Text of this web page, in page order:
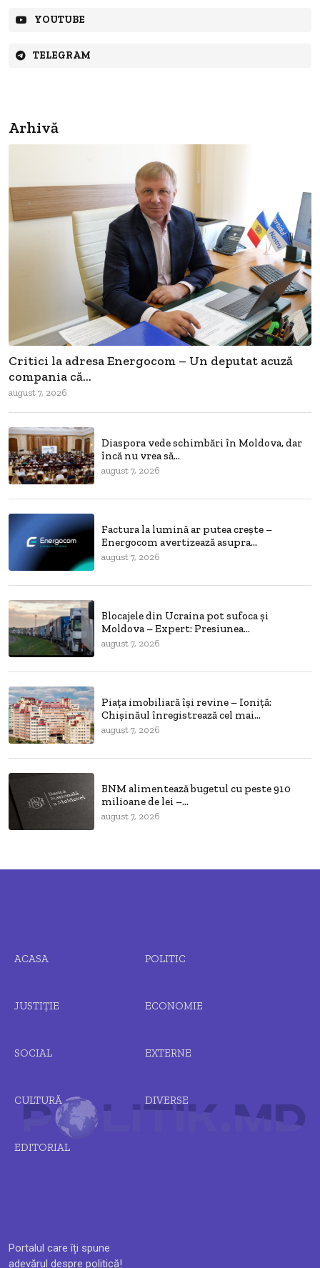
YOUTUBE
TELEGRAM
Arhivă
Critici la adresa Energocom – Un deputat acuză
compania că...
august 7, 2026
Diaspora vede schimbări în Moldova, dar
încă nu vrea să...
august 7, 2026
Factura la lumină ar putea crește –
Energocom avertizează asupra...
august 7, 2026
Blocajele din Ucraina pot sufoca și
Moldova – Expert: Presiunea...
august 7, 2026
Piața imobiliară își revine – Ioniță:
Chișinăul înregistrează cel mai...
august 7, 2026
BNM alimentează bugetul cu peste 910
milioane de lei –...
august 7, 2026
Portalul care îți spune
adevărul despre politică!
ACASA POLITIC
JUSTIȚIE ECONOMIE
SOCIAL EXTERNE
CULTURĂ DIVERSE
EDITORIAL